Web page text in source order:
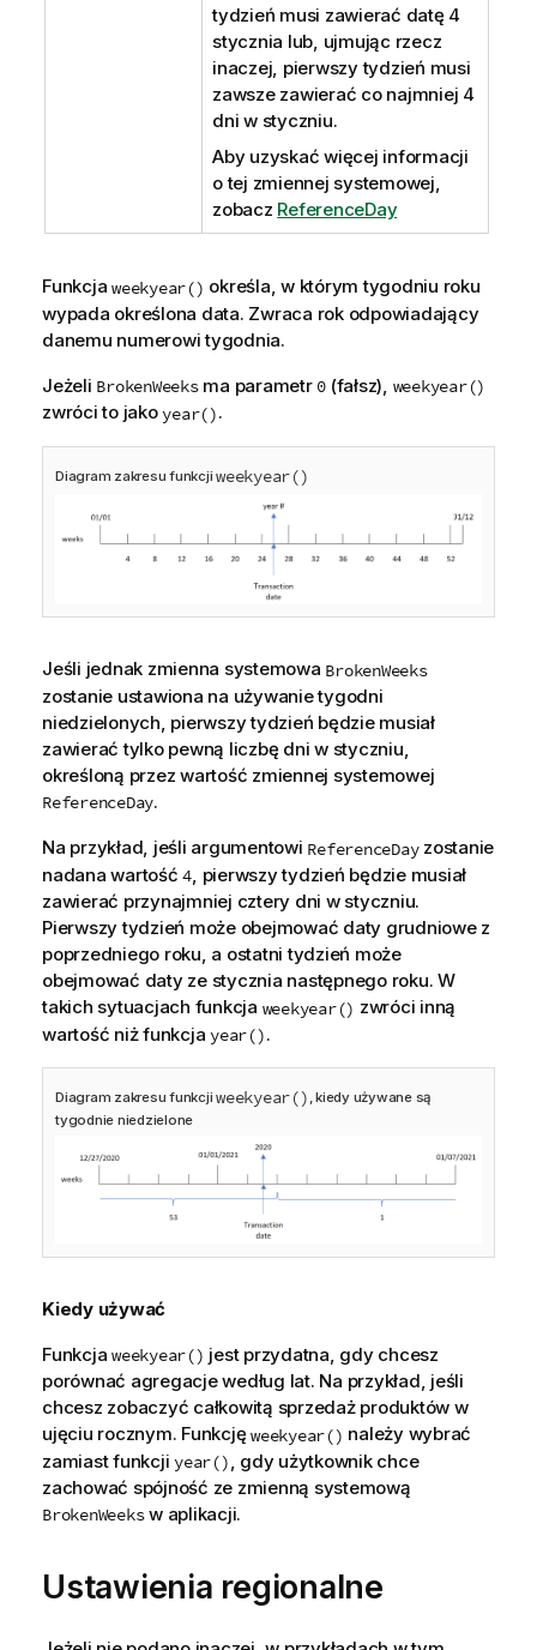
tydzień musi zawierać datę 4
stycznia lub, ujmując rzecz
inaczej, pierwszy tydzień musi
zawsze zawierać co najmniej 4
dni w styczniu.
Aby uzyskać więcej informacji
o tej zmiennej systemowej,
zobacz ReferenceDay
Funkcja weekyear() określa, w którym tygodniu roku
wypada określona data. Zwraca rok odpowiadający
danemu numerowi tygodnia.
Jeżeli BrokenWeeksma parametr 0 (fałsz), weekyear()
zwróci to jakoyear().
Diagram zakresu funkcji weekyear()
Jeśli jednak zmienna systemowa BrokenWeeks
zostanie ustawiona na używanie tygodni
niedzielonych, pierwszy tydzień będzie musiał
zawierać tylko pewną liczbę dni w styczniu,
określoną przez wartość zmiennej systemowej
ReferenceDay.
Na przykład, jeśli argumentowi ReferenceDayzostanie
nadana wartość4 , pierwszy tydzień będzie musiał
zawierać przynajmniej cztery dni w styczniu.
Pierwszy tydzień może obejmować daty grudniowe z
poprzedniego roku, a ostatni tydzień może
obejmować daty ze stycznia następnego roku. W
takich sytuacjach funkcja weekyear() zwróci inną
wartość niż funkcja year().
Diagram zakresu funkcji weekyear() , kiedy używane są
tygodnie niedzielone
Kiedy używać
Funkcja weekyear() jest przydatna, gdy chcesz
porównać agregacje według lat. Na przykład, jeśli
chcesz zobaczyć całkowitą sprzedaż produktów w
ujęciu rocznym. Funkcję weekyear() należy wybrać
zamiast funkcji year()
, gdy użytkownik chce
zachować spójność ze zmienną systemową
BrokenWeeksw aplikacji.
Ustawienia regionalne